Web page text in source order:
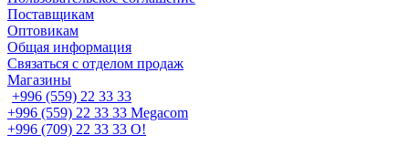
Поставщикам
Оптовикам
Общая информация
Связаться с отделом продаж
Магазины
+996 (559) 22 33 33
+996 (559) 22 33 33 Megacom
+996 (709) 22 33 33 O!